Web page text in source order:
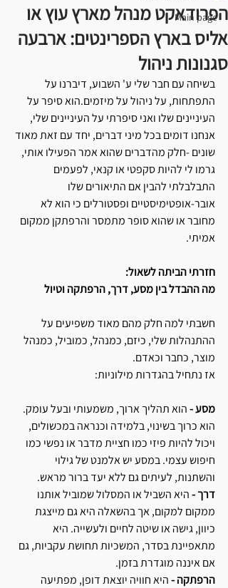
Main page
הפרודאקט מנהל מארץ עוץ או
אליס בארץ הספרינטים: ארבעה
סגנונות ניהול
בשיחה עם חבר שלי ע' השבוע, דיברנו על
התפתחות, על ניהול על מיזמים.הוא סיפר על
העיניינים שלו ואני סיפרתי על העיניינים שלי,
אנחנו דומים בכל מיני דברים, יחד עם זאת מאוד
שונים -חלק מהדברים שהוא אמר הפעילו אותי,
גרמו לי להיות סקפטי או קנאי, לפעמים
התבלבלתי להבין אם התיאורים שלו
אובר-אופטימיסטיים ופסטורלים כי הוא לא
מחובר או שהוא סופר מתמסר והרפתקן ממקום
אמיתי.
חזרתי הביתה לשאול:
מה ההבדל בין מסע, דרך, הרפתקה וטיול
חשבתי למה חלק מהם מאוד משפיעים על
ההתנהלות שלי, כיזם, כמנהל, כמוביל, כמנהל
מוצר, כחבר וכאדם.
אז נתחיל בהגדרות מילוניות:
מסע - הוא תהליך ארוך, משמעותי ובעל עומק.
הוא כרוך בשינוי, בלמידה וכנראה במכשולים,
ויכול להיות פיזי כמו חציית מדבר או נפשי כמו
חיפוש עצמי. במסע יש אלמנט של גילוי
והשתנות, לעיתים גם ללא יעד ברור מראש.
דרך - היא השביל או המסלול שמוביל אותנו
ממקום למקום, אך בהשאלה היא גם מייצגת
כיוון, גישה או שיטה לחיים ולעשייה. היא
מתאפיינת בסדר, המשכיות תחושת עקביות, גם
אם איננה מוגדרת בזמן.
הרפתקה - היא חוויה יוצאת דופן, מפתיעה